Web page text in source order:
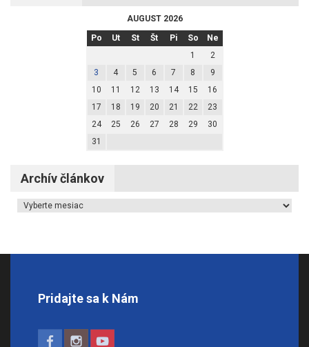
AUGUST 2026
Po
Ut St Št Pi So
Ne
1
2
3
4 5 6 7 8
9
10
11 12 13 14 15
16
17
18 19 20 21 22
23
24
25 26 27 28 29
30
31
Archív článkov
Archív článkov
Pridajte sa k Nám